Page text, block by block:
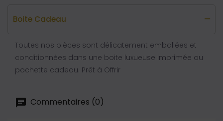
Boite Cadeau
Toutes nos pièces sont délicatement emballées et
conditionnées dans une boite luxueuse imprimée ou
pochette cadeau. Prêt à Offrir
Commentaires (0)